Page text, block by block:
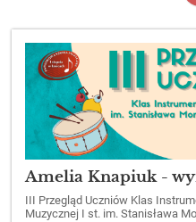
Amelia Knapiuk -
III Przegląd Uczniów Klas
Muzycznej I st. im. Stanisława